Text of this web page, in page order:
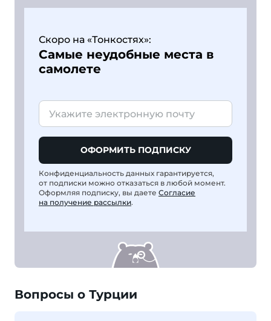
Скоро на «Тонкостях»:
Самые неудобные места в
самолете
ОФОРМИТЬ ПОДПИСКУ
Конфиденциальность данных гарантируется,
от подписки можно отказаться в любой момент.
Оформляя подписку, вы даете Согласие
на получение рассылки.
Вопросы о Турции